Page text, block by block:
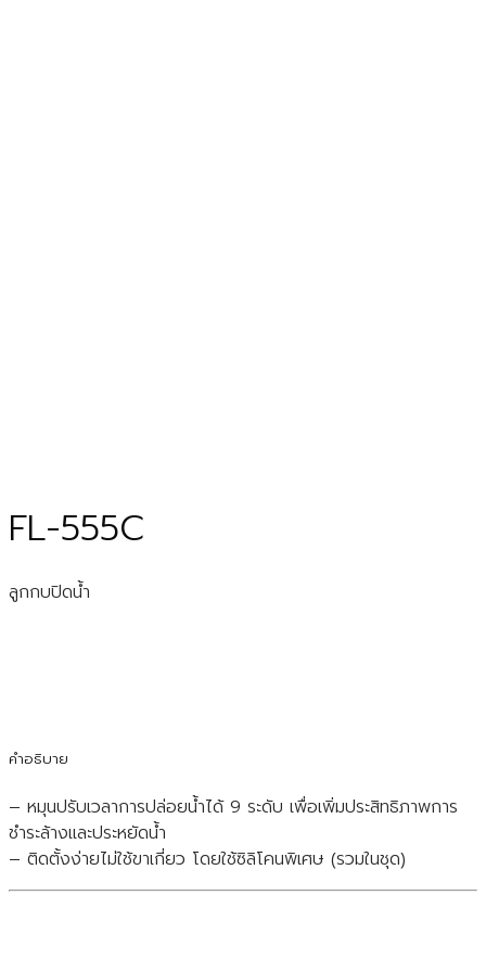
FL-555C
ลูกกบปิดน้ำ
คำอธิบาย
– หมุนปรับเวลาการปล่อยน้ำได้ 9 ระดับ เพื่อเพิ่มประสิทธิภาพการ
ชำระล้างและประหยัดน้ำ
– ติดตั้งง่ายไม่ใช้ขาเกี่ยว โดยใช้ซิลิโคนพิเศษ (รวมในชุด)